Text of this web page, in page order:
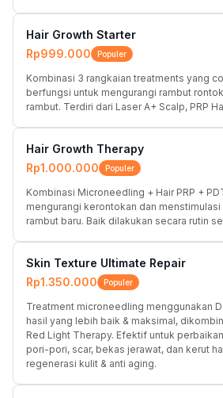
Hair Growth Starter
Rp999.000
Populer
Kombinasi 3 rangkaian treatments yang
berfungsi untuk mengurangi rambut
rambut. Terdiri dari Laser A+ Scalp, PRP
Hair Growth Therapy
Rp1.000.000
Populer
Kombinasi Microneedling + Hair PRP +
mengurangi kerontokan dan
rambut baru. Baik dilakukan secara rutin
Skin Texture Ultimate Repair
Rp1.350.000
Populer
Treatment microneedling menggunakan
hasil yang lebih baik & maksimal,
Red Light Therapy. Efektif untuk
pori-pori, scar, bekas jerawat, dan kerut
regenerasi kulit & anti aging.